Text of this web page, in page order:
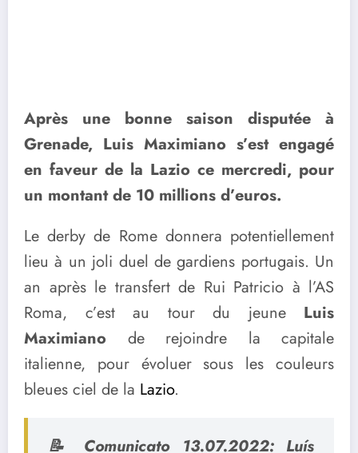
Après une bonne saison disputée à
Grenade, Luis Maximiano s’est engagé
en faveur de la Lazio ce mercredi, pour
un montant de 10 millions d’euros.
Le derby de Rome donnera potentiellement
lieu à un joli duel de gardiens portugais. Un
an après le transfert de Rui Patricio à l’AS
Roma, c’est au tour du jeune Luis
Maximiano de rejoindre la capitale
italienne, pour évoluer sous les couleurs
bleues ciel de la Lazio.
📝 Comunicato 13.07.2022: Luís